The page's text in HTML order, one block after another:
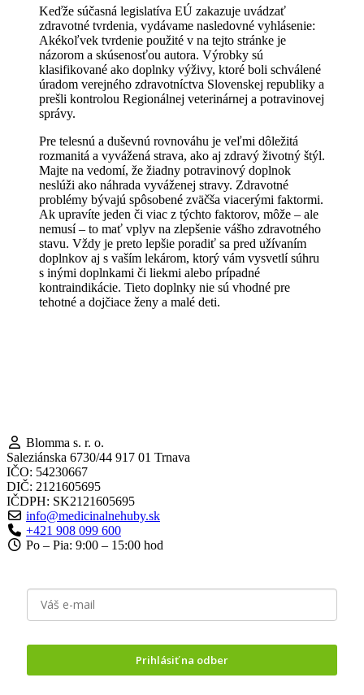
Keďže súčasná legislatíva EÚ zakazuje uvádzať
zdravotné tvrdenia, vydávame nasledovné vyhlásenie:
Akékoľvek tvrdenie použité v na tejto stránke je
názorom a skúsenosťou autora. Výrobky sú
klasifikované ako doplnky výživy, ktoré boli schválené
úradom verejného zdravotníctva Slovenskej republiky a
prešli kontrolou Regionálnej veterinárnej a potravinovej
správy.
Pre telesnú a duševnú rovnováhu je veľmi dôležitá
rozmanitá a vyvážená strava, ako aj zdravý životný štýl.
Majte na vedomí, že žiadny potravinový doplnok
neslúži ako náhrada vyváženej stravy. Zdravotné
problémy bývajú spôsobené zväčša viacerými faktormi.
Ak upravíte jeden či viac z týchto faktorov, môže – ale
nemusí – to mať vplyv na zlepšenie vášho zdravotného
stavu. Vždy je preto lepšie poradiť sa pred užívaním
doplnkov aj s vaším lekárom, ktorý vám vysvetlí súhru
s inými doplnkami či liekmi alebo prípadné
kontraindikácie. Tieto doplnky nie sú vhodné pre
tehotné a dojčiace ženy a malé deti.
Blomma s. r. o.
Saleziánska 6730/44 917 01 Trnava
IČO: 54230667
DIČ: 2121605695
IČDPH: SK2121605695
info@medicinalnehuby.sk
+421 908 099 600
Po – Pia: 9:00 – 15:00 hod
Prihlásiť na odber